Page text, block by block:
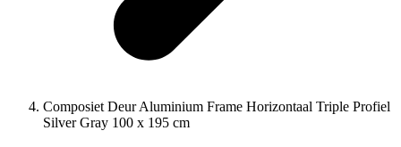
Composiet Deur Aluminium Frame Horizontaal Triple Profiel
Silver Gray 100 x 195 cm